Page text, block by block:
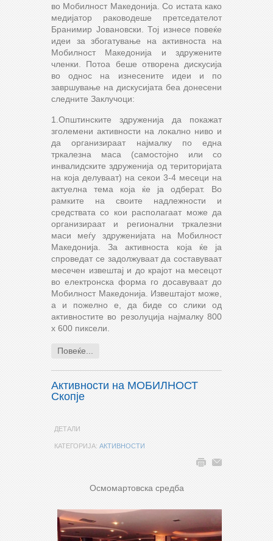
во Мобилност Македонија. Со истата како
медијатор раководеше претседателот
Бранимир Јовановски. Тој изнесе повеќе
идеи за збогатување на активноста на
Мобилност Македонија и здружените
членки. Потоа беше отворена дискусија
во однос на изнесените идеи и по
завршување на дискусијата беа донесени
следните Заклучоци:
1.Општинските здруженија да покажат
зголемени активности на локално ниво и
да организираат најмалку по една
тркалезна маса (самостојно или со
инвалидските здруженија од територијата
на која делуваат) на секои 3-4 месеци на
актуелна тема која ќе ја одберат. Во
рамките на своите надлежности и
средствата со кои располагаат може да
организираат и регионални тркалезни
маси меѓу здруженијата на Мобилност
Македонија. За активноста која ќе ја
спроведат се задолжуваат да составуваат
месечен извештај и до крајот на месецот
во електронска форма го досавуваат до
Мобилност Македонија. Извештајот може,
а и пожелно е, да биде со слики од
активностите во резолуција најмалку 800
х 600 пиксели.
Повеќе...
Активности на МОБИЛНОСТ
Скопје
ДЕТАЛИ
КАТЕГОРИЈА: АКТИВНОСТИ
Осмомартовска средба